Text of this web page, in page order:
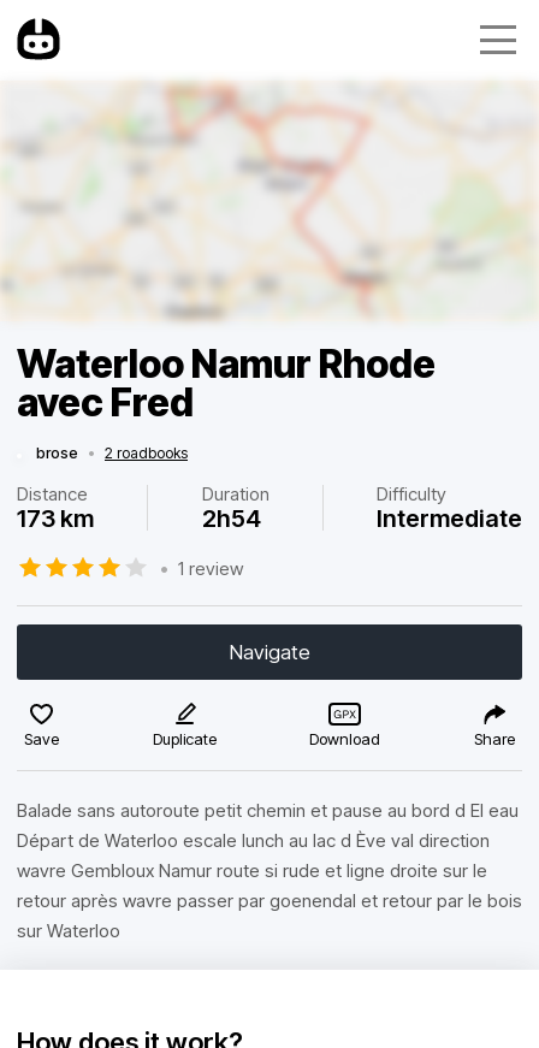
Waterloo Namur Rhode
avec Fred
brose • 2 roadbooks
Distance
173 km
Duration
2h54
Difficulty
Intermediate
• 1 review
Navigate
Save Duplicate Download Share
Balade sans autoroute petit chemin et pause au bord d El eau
Départ de Waterloo escale lunch au lac d Ève val direction
wavre Gembloux Namur route si rude et ligne droite sur le
retour après wavre passer par goenendal et retour par le bois
sur Waterloo